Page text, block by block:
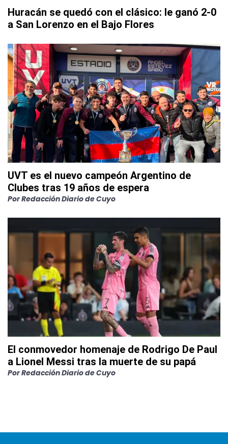
Huracán se quedó con el clásico: le ganó 2-0
a San Lorenzo en el Bajo Flores
UVT es el nuevo campeón Argentino de
Clubes tras 19 años de espera
PorRedacción Diario de Cuyo
El conmovedor homenaje de Rodrigo De Paul
a Lionel Messi tras la muerte de su papá
PorRedacción Diario de Cuyo